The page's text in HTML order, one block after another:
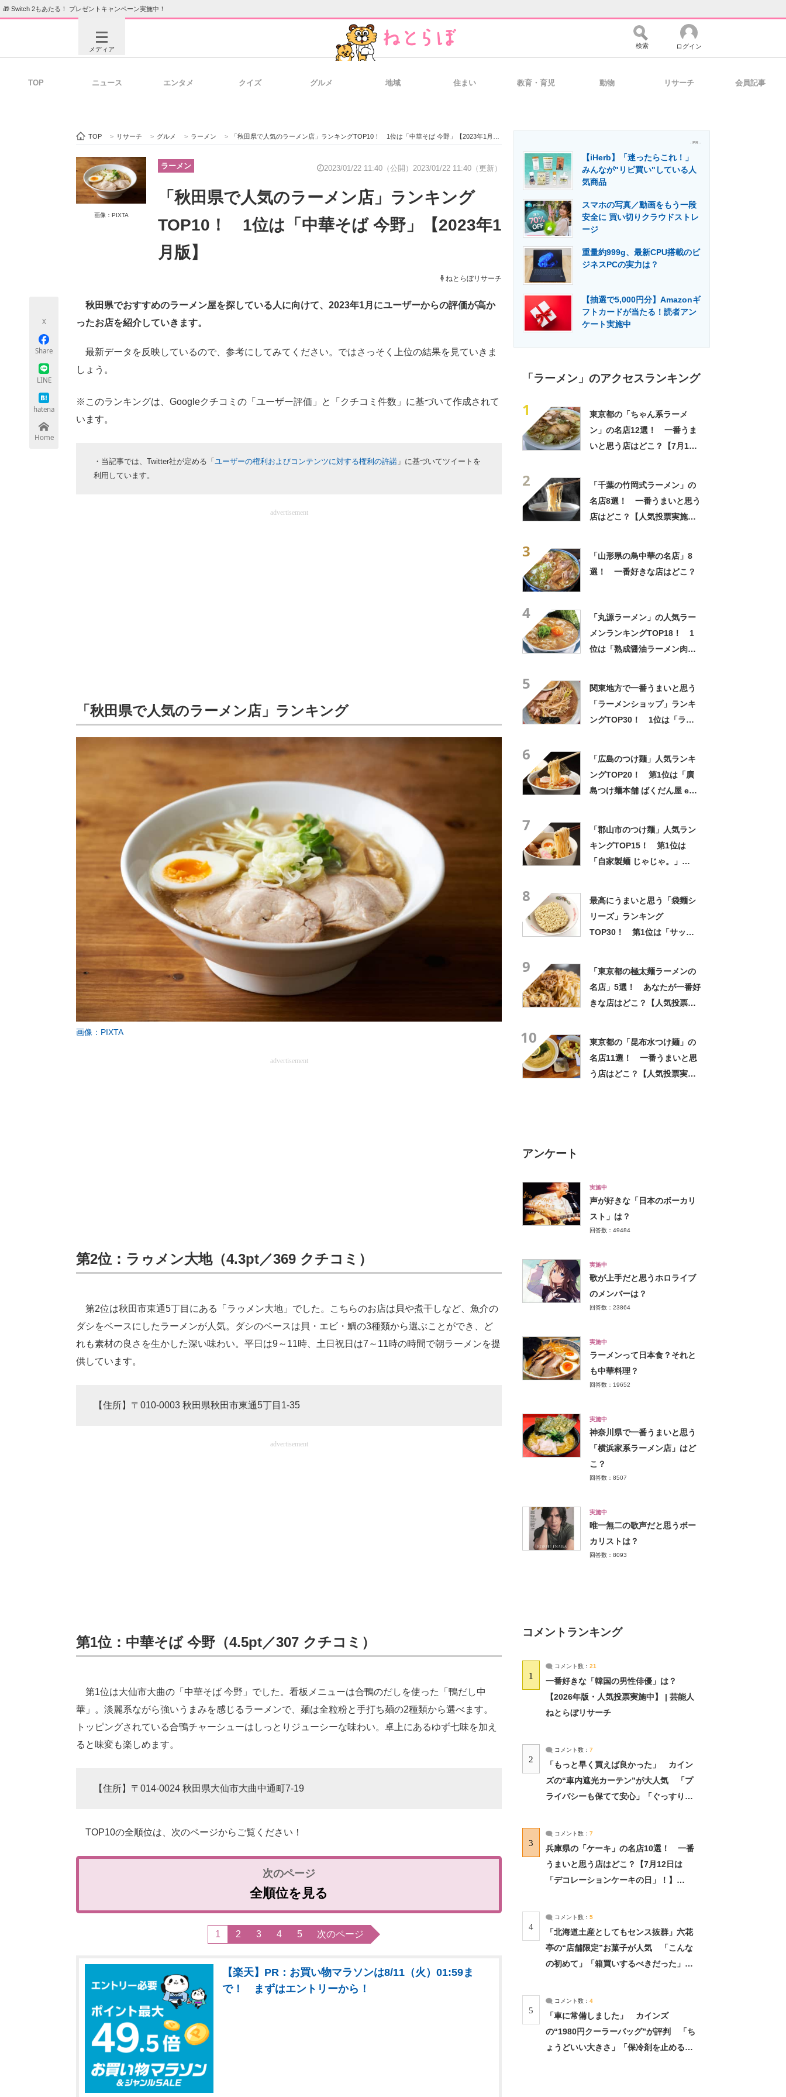
🎁 Switch 2もあたる！ プレゼントキャンペーン実施中！
メディア
ビジネスと働き方のヒント 経営リーダーのコミュニティ マーケ×ITの今がよく分かる
ITエンジニア向け専門サイト 企業向けIT製品の総合サイト 製造業のIT導入・活用を支援
エネルギーの専門メディア 建設×テクノロジーの最前線
ちょっと気になるネットの話題
検索 ログイン
TOP ニュース エンタメ クイズ グルメ 地域 住まい 教育・育児 動物 リサーチ 会員記事
TOP > リサーチ > グルメ > ラーメン > 「秋田県で人気のラーメン店」ランキングTOP10！ 1位は「中華そば 今野」【2023年1月版】
画像：PIXTA
ラーメン 2023/01/22 11:40（公開） 2023/01/22 11:40（更新）
「秋田県で人気のラーメン店」ランキング
TOP10！ 1位は「中華そば 今野」【2023年1
月版】
ねとらぼリサーチ
X
Share
LINE
hatena
Home
秋田県でおすすめのラーメン屋を探している人に向けて、2023年1月にユーザーからの評価が高か
ったお店を紹介していきます。
最新データを反映しているので、参考にしてみてください。ではさっそく上位の結果を見ていきま
しょう。
※このランキングは、Googleクチコミの「ユーザー評価」と「クチコミ件数」に基づいて作成されて
います。
・当記事では、Twitter社が定める「 ユーザーの権利およびコンテンツに対する権利の許諾 」に基づいてツイートを
利用しています。
advertisement
「秋田県で人気のラーメン店」ランキング
画像：PIXTA
advertisement
第2位：ラゥメン大地（4.3pt／369 クチコミ）
第2位は秋田市東通5丁目にある「ラゥメン大地」でした。こちらのお店は貝や煮干しなど、魚介の
ダシをベースにしたラーメンが人気。ダシのベースは貝・エビ・鯛の3種類から選ぶことができ、ど
れも素材の良さを生かした深い味わい。平日は9～11時、土日祝日は7～11時の時間で朝ラーメンを提
供しています。
【住所】〒010-0003 秋田県秋田市東通5丁目1-35
advertisement
第1位：中華そば 今野（4.5pt／307 クチコミ）
第1位は大仙市大曲の「中華そば 今野」でした。看板メニューは合鴨のだしを使った「鴨だし中
華」。淡麗系ながら強いうまみを感じるラーメンで、麺は全粒粉と手打ち麺の2種類から選べます。
トッピングされている合鴨チャーシューはしっとりジューシーな味わい。卓上にあるゆず七味を加え
ると味変も楽しめます。
【住所】〒014-0024 秋田県大仙市大曲中通町7-19
TOP10の全順位は、次のページからご覧ください！
全順位を見る
1 2 3 4 5 次のページ
【楽天】PR：お買い物マラソンは8/11（火）01:59ま
で！ まずはエントリーから！
- PR -
【iHerb】「迷ったらこれ！」
みんなが"リピ買い"している人
気商品
スマホの写真／動画をもう一段
安全に 買い切りクラウドストレ
ージ
重量約999g、最新CPU搭載のビ
ジネスPCの実力は？
【抽選で5,000円分】Amazonギ
フトカードが当たる！読者アン
ケート実施中
「ラーメン」のアクセスランキング
1
東京都の「ちゃん系ラーメ
ン」の名店12選！ 一番うま
いと思う店はどこ？【7月11
2
「千葉の竹岡式ラーメン」の
名店8選！ 一番うまいと思う
店はどこ？【人気投票実施
3
「山形県の鳥中華の名店」8
選！ 一番好きな店はどこ？
4
「丸源ラーメン」の人気ラー
メンランキングTOP18！ 1
位は「熟成醤油ラーメン肉そ
5
関東地方で一番うまいと思う
「ラーメンショップ」ランキ
ングTOP30！ 1位は「ラー
6
「広島のつけ麺」人気ランキ
ングTOP20！ 第1位は「廣
島つけ麺本舗 ばくだん屋 ekie
7
「郡山市のつけ麺」人気ラン
キングTOP15！ 第1位は
「自家製麺 じゃじゃ。」
8
最高にうまいと思う「袋麺シ
リーズ」ランキング
TOP30！ 第1位は「サッポ
9
「東京都の極太麺ラーメンの
名店」5選！ あなたが一番好
きな店はどこ？【人気投票実
10
東京都の「昆布水つけ麺」の
名店11選！ 一番うまいと思
う店はどこ？【人気投票実施
アンケート
実施中
声が好きな「日本のボーカリ
スト」は？
回答数：49484
実施中
歌が上手だと思うホロライブ
のメンバーは？
回答数：23864
実施中
ラーメンって日本食？それと
も中華料理？
回答数：19652
実施中
神奈川県で一番うまいと思う
「横浜家系ラーメン店」はど
こ？
回答数：8507
実施中
唯一無二の歌声だと思うボー
カリストは？
回答数：8093
コメントランキング
1
コメント数： 21
一番好きな「韓国の男性俳優」は？
【2026年版・人気投票実施中】 | 芸能人
ねとらぼリサーチ
2
コメント数： 7
「もっと早く買えば良かった」 カイン
ズの“車内遮光カーテン”が大人気 「プ
ライバシーも保てて安心」「ぐっすり眠
3
コメント数： 7
兵庫県の「ケーキ」の名店10選！ 一番
うまいと思う店はどこ？【7月12日は
「デコレーションケーキの日」！】
4
コメント数： 5
「北海道土産としてもセンス抜群」六花
亭の“店舗限定”お菓子が人気 「こんな
の初めて」「箱買いするべきだった」
5
コメント数： 4
「車に常備しました」 カインズ
の“1980円クーラーバッグ”が評判 「ち
ょうどいい大きさ」「保冷剤を止めるベ